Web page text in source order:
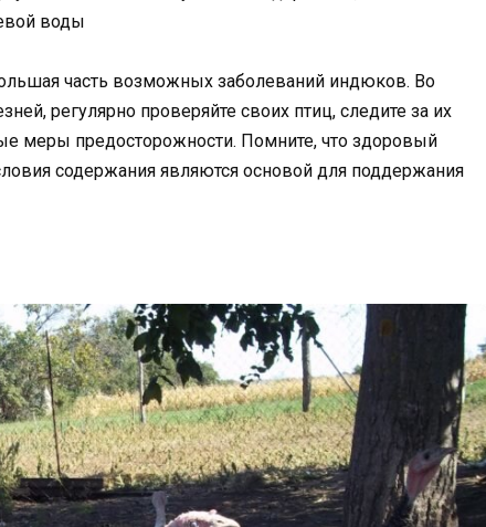
воды
часть возможных заболеваний индюков. Во
регулярно проверяйте своих птиц, следите за их
меры предосторожности. Помните, что здоровый
содержания являются основой для поддержания